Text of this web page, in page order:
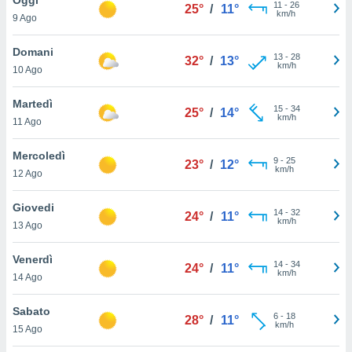
è
al sito
di
ci
di
il
un
la
nella
9 Ago
25° / 11° 11 - 26
km/h
Domani
10 Ago
32° / 13° 13- 28
km/h
Martedì
11 Ago
25° / 14° 15- 34
km/h
Mercoledì
12 Ago
23° / 12° 9- 25
km/h
Giovedi
13 Ago
24° / 11° 14- 32
km/h
Venerdì
14 Ago
24° / 11° 14- 34
km/h
Sabato
15 Ago
28° / 11° 6- 18
km/h